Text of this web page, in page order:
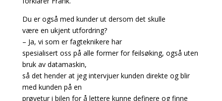
Du er også med kunder ut dersom det skulle
være en ukjent utfordring?
– Ja, vi som er fagteknikere har
spesialisert oss på alle former for feilsøking, også uten
bruk av datamaskin,
så det hender at jeg intervjuer kunden direkte og blir
med kunden på en
prøvetur i bilen for å lettere kunne definere og finne